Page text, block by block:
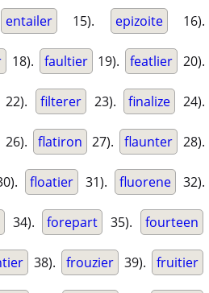
entailer 15). epizoite 16).
18). faultier 19). featlier 20).
22). filterer 23). finalize 24).
26). flatiron 27). flaunter 28).
floatier 31). fluorene 32).
34). forepart 35). fourteen
38). frouzier 39). fruitier